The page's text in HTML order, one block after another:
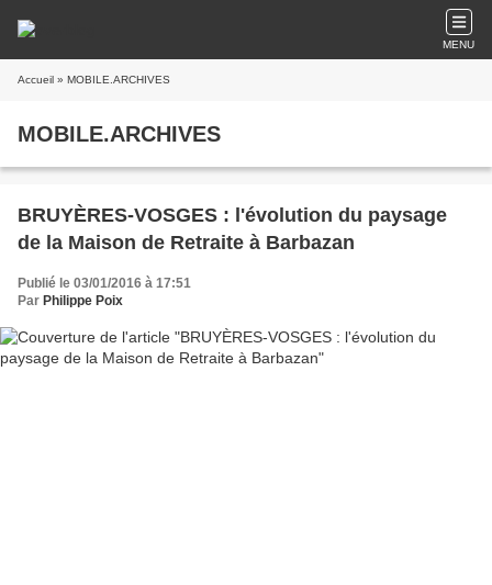
MENU
Accueil » MOBILE.ARCHIVES
MOBILE.ARCHIVES
BRUYÈRES-VOSGES : l'évolution du paysage
de la Maison de Retraite à Barbazan
Publié le 03/01/2016 à 17:51
Par Philippe Poix